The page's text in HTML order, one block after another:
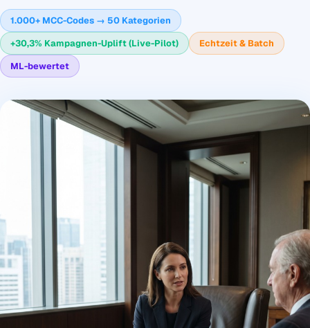
1.000+ MCC-Codes → 50 Kategorien
+30,3% Kampagnen-Uplift (Live-Pilot)
Echtzeit & Batch
ML-bewertet